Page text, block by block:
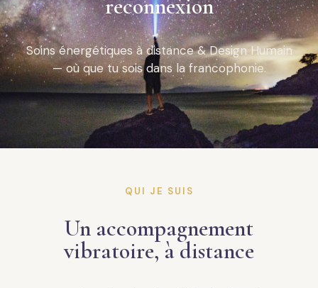
reconnexion
Soins énergétiques à distance & Design Humain
— où que tu sois dans la francophonie.
QUI JE SUIS
Un accompagnement
vibratoire, à distance